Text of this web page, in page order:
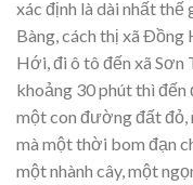
xác định là dài nhất thế
Bàng, cách thị xã
Hới, đi ô tô đến xã Sơn
khoảng 30 phút thì đến
một con đường đất đỏ,
mà một thời bom đạn
một nhành cây, một